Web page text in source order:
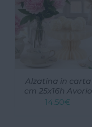
Alzatina in carta
cm 25x16h Avorio
14,50€